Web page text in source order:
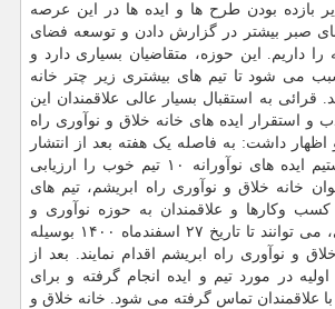
بازده بودن طرح ها و ایده ها در این عرصه
صبر بیشتر در گزارش دادن و توسعه فضای
داریم. این حوزه، متقاضیان بسیاری دارد و
می شود تا تیم های بیشتری زیر چتر خانه
قرائی به استقبال بسیار عالی علاقمندان این
و استقرار ایده های خانه خلاق و نوآوری راه
اظهار داشت: به فاصله یک هفته بعد از انتشار
اولیه فراخوان، توانستیم ایده های نوآورانه ۱۰ تیم خوب را ارزیابی
خانه خلاق و نوآوری راه ابریشم، تیم های
کسب وکارها و علاقمندان به حوزه نوآوری و
فناوری های آموزشی، می توانند تا تاریخ ۲۷ اسفندماه ۱۴۰۰ بوسیله
و نوآوری راه ابریشم اقدام نمایند. بعد از
در مورد تیم و ایده انجام گرفته و برای
علاقمندان تماس گرفته می شود. خانه خلاق و